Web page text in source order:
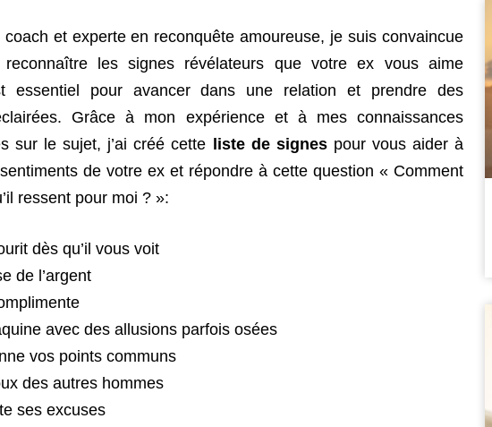
coach et experte en reconquête amoureuse, je suis convaincue
les signes révélateurs que votre ex vous aime
essentiel pour avancer dans une relation et prendre des
Grâce à mon expérience et à mes connaissances
sur le sujet, j’ai créé cette liste de signespour vous aider à
de votre ex et répondre à cette question « Comment
ressent pour moi ? »:
dès qu’il vous voit
de l’argent
avec des allusions parfois osées
vos points communs
des autres hommes
ses excuses